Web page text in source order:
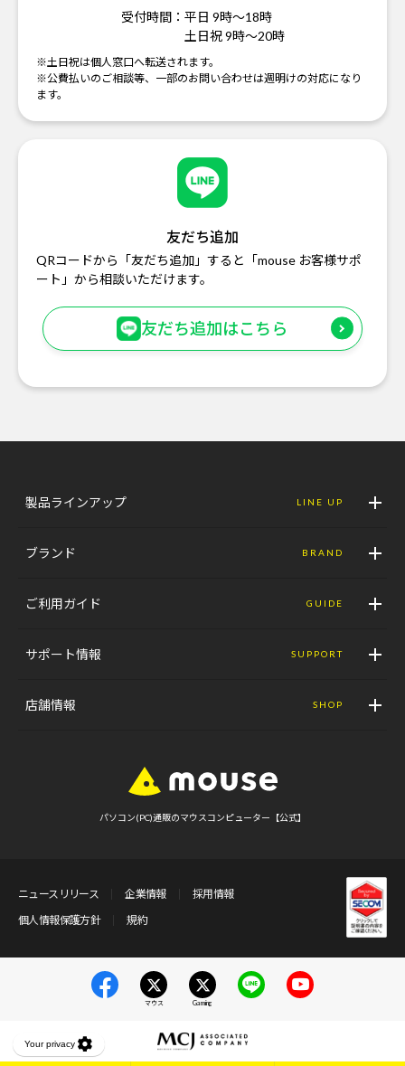
受付時間： 平日 9時～18時
土日祝 9時～20時
※土日祝は個人窓口へ転送されます。
※公費払いのご相談等、一部のお問い合わせは週明けの対応になり
ます。
友だち追加
QRコードから「友だち追加」すると「mouse お客様サポ
ート」から相談いただけます。
友だち追加はこちら
製品ラインアップ LINE UP
ブランド BRAND
ご利用ガイド GUIDE
サポート情報 SUPPORT
店舗情報 SHOP
パソコン(PC)通販のマウスコンピューター【公式】
ニュースリリース 企業情報
採用情報
個人情報保護方針
規約
マウス Gaming